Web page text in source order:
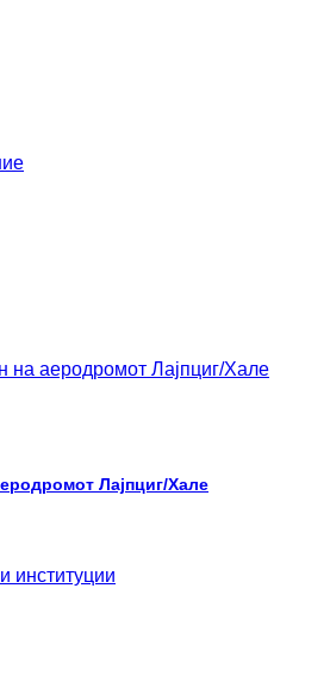
Лајпциг/Хале